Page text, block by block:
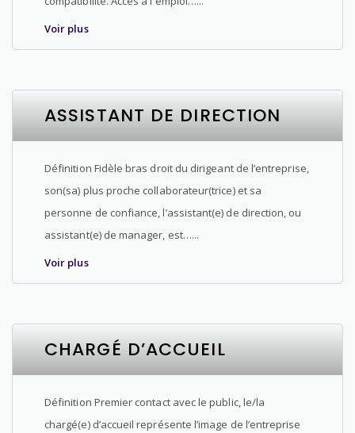
Voir plus
ASSISTANT DE DIRECTION
Définition Fidèle bras droit du dirigeant de l’entreprise,
son(sa) plus proche collaborateur(trice) et sa
personne de confiance, l’assistant(e) de direction, ou
assistant(e) de manager, est…...
Voir plus
CHARGÉ D’ACCUEIL
Définition Premier contact avec le public, le/la
chargé(e) d’accueil représente l’image de l’entreprise